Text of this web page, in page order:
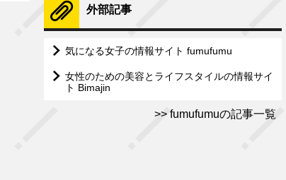
外部記事
気になる女子の情報サイト fumufumu
女性のための美容とライフスタイルの情報サイ
ト Bimajin
fumufumuの記事一覧